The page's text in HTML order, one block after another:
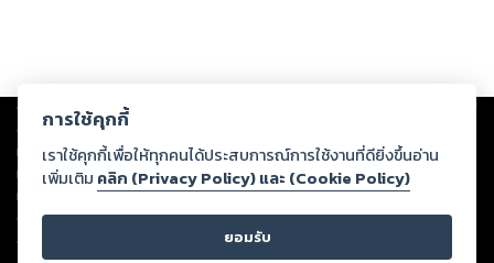
Copyright © 2026
ต่อผลงานหรือเนื้อหาใดที่อัปโหลดผ่านเว็บไซต์และปรากฏว่าละเมิดสิทธิใน
ทรัพย์สินทางปัญญาของบุคคลอื่นหรือขัดต่อกฎหมายและศีลธรรม ดังนั้น ผู้อ่าน
ทุกท่านโปรดใช้วิจารณญาณในการกลั่นกรองด้วยตนเอง และหากท่านพบว่าส่วน
หนึ่งส่วนใดขัดต่อกฎหมายและศีลธรรม กรุณาแจ้งมายังบริษัท เพื่อทีมงานจะได้
ดำเนินการในทันที ทั้งนี้ ทางสตอรี่ล็อกขอสงวนลิขสิทธิ์ตามพระราชบัญญัติ
ลิขสิทธิ์ พ.ศ. 2537 (ฉบับล่าสุด)
การใช้คุกกี้
เราใช้คุกกี้เพื่อให้ทุกคนได้ประสบการณ์การใช้งานที่ดียิ่งขึ้นอ่าน
เพิ่มเติม คลิก (Privacy Policy) และ (Cookie Policy)
ยอมรับ